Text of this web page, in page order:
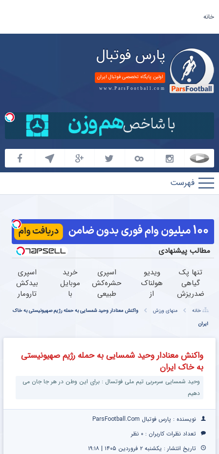
خانه
پارس فوتبال
اولین پایگاه تخصصی فوتبال ایران
www.ParsFootball.com
پارس
فوتبال
مطالب پیشنهادی
تنها پک
گیاهی
ضدریزش
تاییدیه
وزارت
بهداشت
ویدیو
هولناک
از
کارتن
که
شد.
آموزش
رایگان
اسپری
حشره‌کش
طبیعی
سازگار با
زیست و
محافظت
خرید
موبایل
با
پی |
قسط
سود و
اسپری
بیدکش
تارومار
اثرفوری
محافظ
در
بید
خانه منهای ورزش
واکنش معنادار وحید شمسایی به حمله رژیم صهیونیستی به خاک
ایران
واکنش معنادار وحید شمسایی به حمله رژیم صهیونیستی
به خاک ایران
وحید شمسایی سرمربی تیم ملی فوتسال : برای این وطن در هر جا جان می‌
دهیم
نویسنده : پارس فوتبال ParsFootball.Com
تعداد نظرات کاربران : ۰ نظر
تاریخ انتشار : یکشنبه ۲ فروردین ۱۴۰۵ | ۱۹:۱۸